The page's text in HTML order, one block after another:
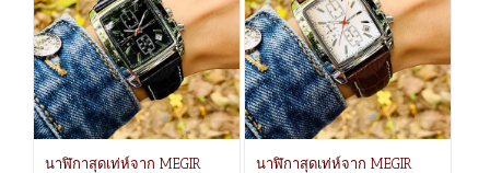
นาฬิกาสุดเท่ห์จาก MEGIR
นาฬิกาสุดเท่ห์จาก MEGIR